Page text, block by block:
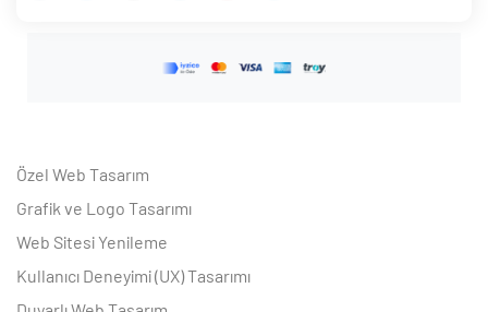
Özel Web Tasarım
Grafik ve Logo Tasarımı
Web Sitesi Yenileme
Kullanıcı Deneyimi (UX) Tasarımı